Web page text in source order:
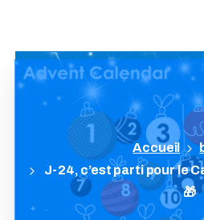
J-24, c’est parti pour le
🎁